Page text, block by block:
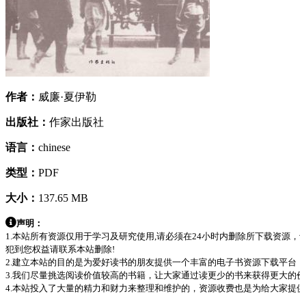
作者： 威廉·夏伊勒
出版社： 作家出版社
语言： chinese
类型： PDF
大小： 137.65 MB
声明：
1.本站所有资源仅用于学习及研究使用,请必须在24小时内删除所下载资
犯到您权益请联系本站删除!
2.建立本站的目的是为爱好读书的朋友提供一个丰富的电子书资源下载平台
3.我们尽量挑选阅读价值较高的书籍，让大家通过读更少的书来获得更大的
4.本站投入了大量的精力和财力来整理和维护的，资源收费也是为给大家